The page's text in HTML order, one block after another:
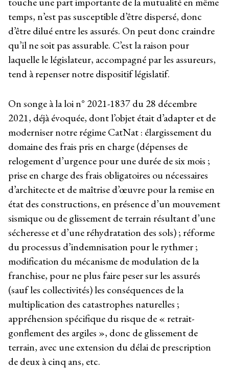
temps, n’est pas susceptible d’être dispersé, donc
d’être dilué entre les assurés. On peut donc craindre
qu’il ne soit pas assurable. C’est la raison pour
laquelle le législateur, accompagné par les assureurs,
tend à repenser notre dispositif législatif.
On songe à la loi n° 2021-1837 du 28 décembre
2021, déjà évoquée, dont l’objet était d’adapter et de
moderniser notre régime CatNat : élargissement du
domaine des frais pris en charge (dépenses de
relogement d’urgence pour une durée de six mois ;
prise en charge des frais obligatoires ou nécessaires
d’architecte et de maîtrise d’œuvre pour la remise en
état des constructions, en présence d’un mouvement
sismique ou de glissement de terrain résultant d’une
sécheresse et d’une réhydratation des sols) ; réforme
du processus d’indemnisation pour le rythmer ;
modification du mécanisme de modulation de la
franchise, pour ne plus faire peser sur les assurés
(sauf les collectivités) les conséquences de la
multiplication des catastrophes naturelles ;
appréhension spécifique du risque de « retrait-
gonflement des argiles », donc de glissement de
terrain, avec une extension du délai de prescription
de deux à cinq ans, etc.